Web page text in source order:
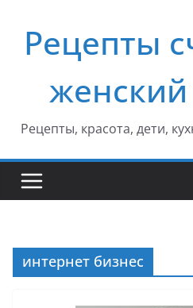
содержимому
Рецепты
женский
Рецепты, красота, дети,
интернет бизнес